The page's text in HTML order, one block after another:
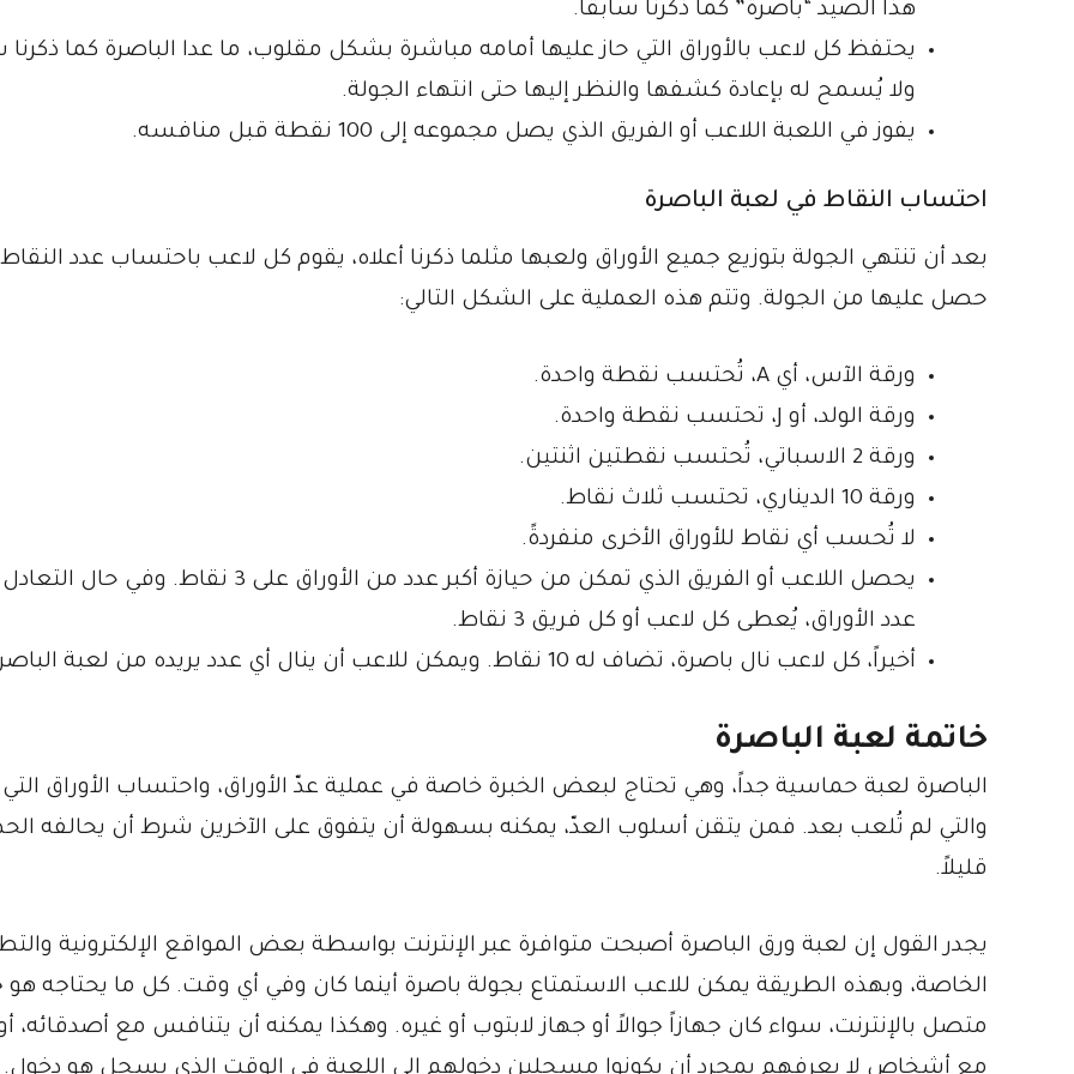
هذا الصيد “باصرة” كما ذكرنا سابقاً.
يحتفظ كل لاعب بالأوراق التي حاز عليها أمامه مباشرة بشكل مقلوب، ما عدا الباصرة كما ذكرنا
ولا يُسمح له بإعادة كشفها والنظر إليها حتى انتهاء الجولة.
يفوز في اللعبة اللاعب أو الفريق الذي يصل مجموعه إلى 100 نقطة قبل منافسه.
احتساب النقاط في لعبة الباصرة
بعد أن تنتهي الجولة بتوزيع جميع الأوراق ولعبها مثلما ذكرنا أعلاه، يقوم كل لاعب باحتساب عدد النقاط
حصل عليها من الجولة. وتتم هذه العملية على الشكل التالي:
ورقة الآس، أي A، تُحتسب نقطة واحدة.
ورقة الولد، أو J، تحتسب نقطة واحدة.
ورقة 2 الاسباتي، تُحتسب نقطتين اثنتين.
ورقة 10 الديناري، تحتسب ثلاث نقاط.
لا تُحسب أي نقاط للأوراق الأخرى منفردةً.
يحصل اللاعب أو الفريق الذي تمكن من حيازة أكبر عدد من الأوراق على 3 نقاط. وفي
عدد الأوراق، يُعطى كل لاعب أو كل فريق 3 نقاط.
أخيراً، كل لاعب نال باصرة، تضاف له 10 نقاط. ويمكن للاعب أن ينال أي عدد يريده من لعبة الباصرة.
خاتمة لعبة الباصرة
الباصرة لعبة حماسية جداً، وهي تحتاج لبعض الخبرة خاصة في عملية عدّ الأوراق، واحتساب الأوراق
والتي لم تُلعب بعد. فمن يتقن أسلوب العدّ، يمكنه بسهولة أن يتفوق على الآخرين شرط أن يحالفه
قليلاً.
يجدر القول إن لعبة ورق الباصرة أصبحت متوافرة عبر الإنترنت بواسطة بعض المواقع الإلكترونية
الخاصة، وبهذه الطريقة يمكن للاعب الاستمتاع بجولة باصرة أينما كان وفي أي وقت. كل ما يحتاجه هو
متصل بالإنترنت، سواء كان جهازاً جوالاً أو جهاز لابتوب أو غيره. وهكذا يمكنه أن يتنافس مع أصدقائه،
مع أشخاص لا يعرفهم بمجرد أن يكونوا مسجلين دخولهم إلى اللعبة في الوقت الذي يسجل هو